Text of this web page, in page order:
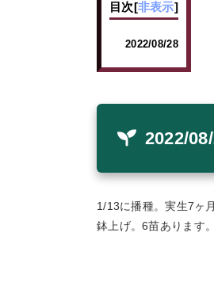
目次 [非表示]
2022/08/28
2022/
1/13に播種。実生7ヶ
鉢上げ。6苗あります